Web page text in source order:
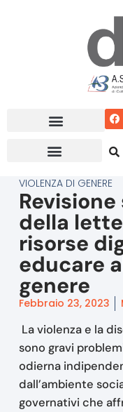
VIOLENZA DI GENERE
della
risorse
educare
genere
Febbraio 23, 2023
La violenza e la
sono gravi
odierna
dall’ambiente
governativi che